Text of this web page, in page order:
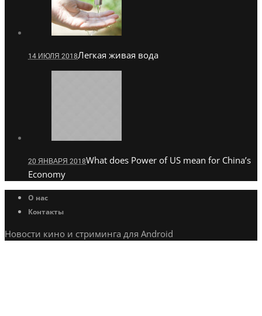
14 ИЮЛЯ 2018Легкая живая вода
20 ЯНВАРЯ 2018What does Power of US mean for China’s
Economy
О нас
Контакты
Новости кино и стриминга для Android